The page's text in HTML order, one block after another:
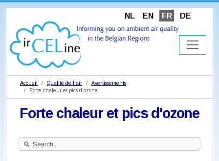
NL EN FR DE
Accueil Qualité de l'air
Avertissements
Forte chaleur et pics d'ozone
Forte chaleur et pics d'ozone
Search
Site